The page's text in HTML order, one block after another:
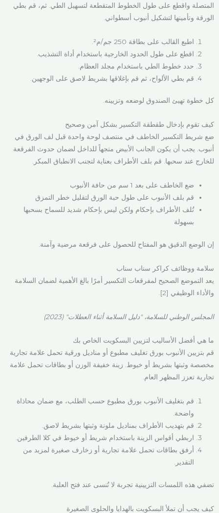
المتصلة واقطع على طول الخطوط المتقطعة لتسهيل الطي. ثم، قم بطي
الورقة وتأمينها لتشكيل أنبوب أسطواني.
اطبع القالب على بطاقة 250 جم/م².
اقطع على طول الحدود الخارجية باستخدام أداة التشذيب.
حدد خطوط الطي باستخدام مجلد العظام.
قم بطي الألواح، ثم قم بإغلاقها بشريط لاصق على الوجهين.
كل خطوة تهيئ الصندوق لوضعه وتزيينه.
كيف تقوم بإدخال طقطقة التكسير بشكل آمن وصحيح
ضع شريط التكسير الخاطف في منتصف لوحة واحدة قبل لف الورق في
أنبوب. يجب أن يكون الجانب الأبيض متجهاً للداخل لضمان حدوث الفرقعة
للخارج عند سحبها. قم بلف الأطراف بعناية لتجنب الانطباق المبكر.
ضع الخاطف على بعد 1 سم من حافة الأنبوب
قم بلف الأنبوب على طول حبة الورق لتقليل خطر التمزق
تُلف الأطراف بإحكام ولكن ليس بإحكام شديد للسماح بسحبها
بسهولة
إن الوضع الدقيق هو المفتاح للحصول على فرقعة مرضية وآمنة.
سلامة ووظائف كراكر سناب سناب
يعد التموضع الصحيح لمفرقعات التكسير أمرًا بالغ الأهمية لضمان السلامة
والأداء الوظيفي [2].
المجلس الوطني للسلامة، "دليل السلامة أثناء العطلات" (2023)
ما هي أفضل الأساليب لتزيين البسكويت الخاص بك
قم بتزيين الأنبوب بورق تغليف مطبوع أو مناديل ورقية تحمل علامة تجارية
مخصصة وثبتها بشريط أو خيوط. زينة خفيفة الوزن أو بطاقات تحمل علامة
تجارية تعزز المظهر العام.
قم بتغليف الأنبوب بورق مطبوع حسب الطلب، مع ضمان محاذاة
واضحة.
قم بتهديب الأطراف بمناديل ملونة وثبتها بشريط لاصق.
اربطي أقواس الزينة باستخدام شريط أو خيوط في كلا الطرفين.
أرفق بطاقات تحمل علامة تجارية أو زخارف صغيرة لمزيد من
التقدير.
تضفي هذه اللمسات التزيينية تجربة لا تُنسى عند فتح العلبة.
كيف يجب أن تملأ البسكويت بالهدايا والحلوى الصغيرة